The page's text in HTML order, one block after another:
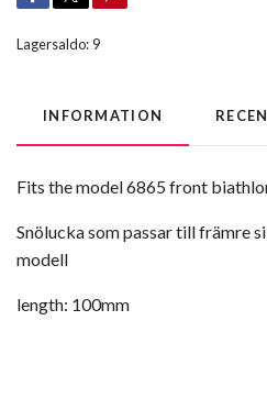
Lagersaldo:9
INFORMATION
Fits the model 6865 front
Snölucka som passar till främre
modell
length: 100mm